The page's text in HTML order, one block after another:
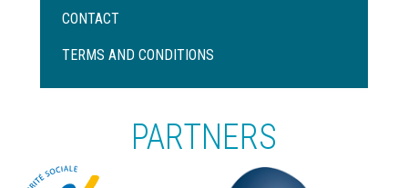
Menu
de
CONTACT
TERMS AND CONDITIONS
PARTNERS